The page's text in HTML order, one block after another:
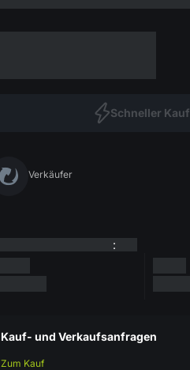
Schneller Kauf
Verkäufer
:
Kauf- und Verkaufsanfragen
Zum Kauf